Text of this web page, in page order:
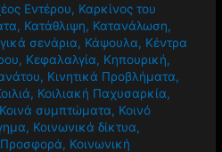
Εντέρου, Καρκίνος του
, Κατάθλιψη, Κατανάλωση,
σενάρια, Κάψουλα, Κέντρα
, Κεφαλαλγία, Κηπουρική,
, Κινητικά Προβλήματα,
, Κοιλιακή Παχυσαρκία,
Κοινά συμπτώματα, Κοινό
, Κοινωνικά δίκτυα,
Προσφορά, Κοινωνική